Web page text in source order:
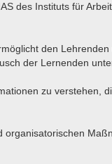
des Instituts für
den
der Lernenden
zu verstehen,